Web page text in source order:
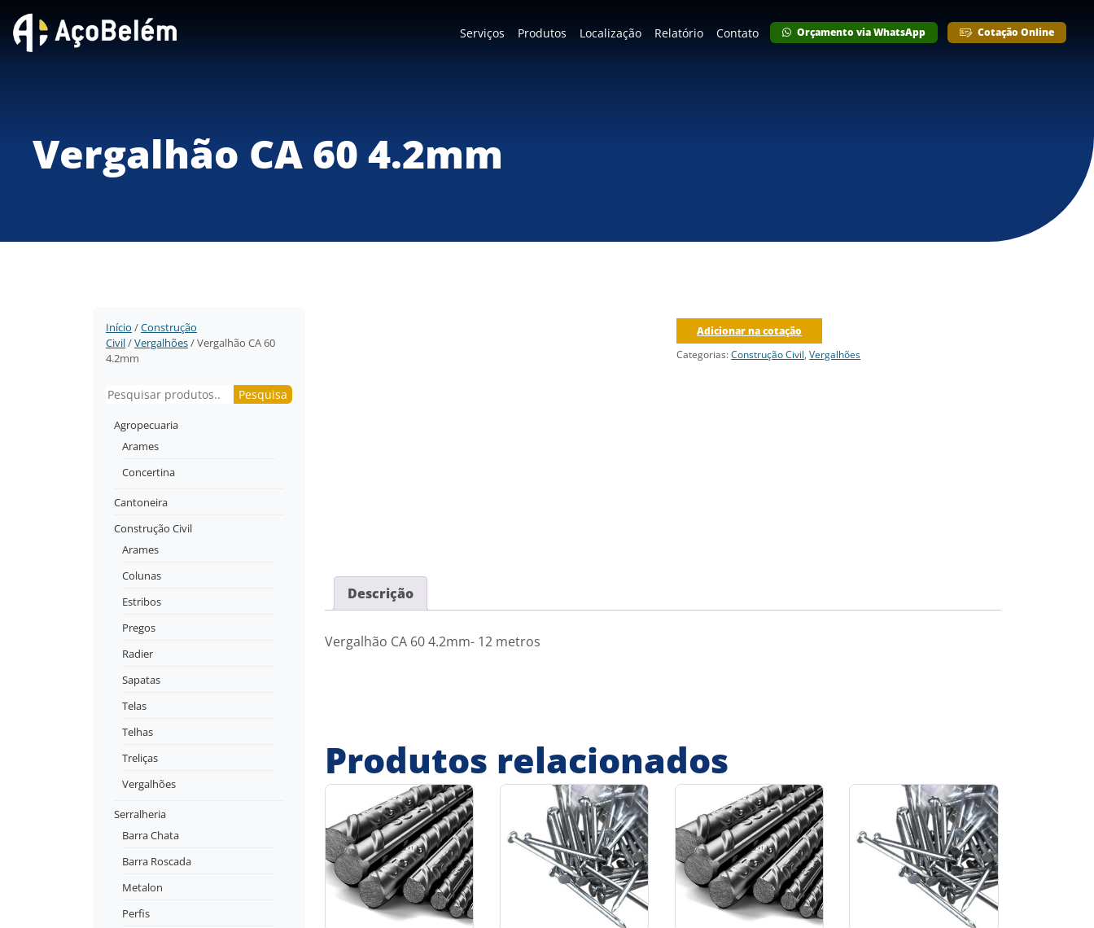
Serviços Produtos Localização Relatório Contato Orçamento via WhatsApp Cotação Online
Vergalhão CA 60 4.2mm
Início /Construção
Civil/Vergalhões/ Vergalhão CA 60
4.2mm
Pesquisar Pesquisa
Agropecuaria
Arames
Concertina
Cantoneira
Construção Civil
Arames
Colunas
Estribos
Pregos
Radier
Sapatas
Telas
Telhas
Treliças
Vergalhões
Serralheria
Barra Chata
Barra Roscada
Metalon
Perfis
Adicionar na cotação
Categorias:Construção Civil,Vergalhões
Descrição
Vergalhão CA 60 4.2mm- 12 metros
Produtos relacionados